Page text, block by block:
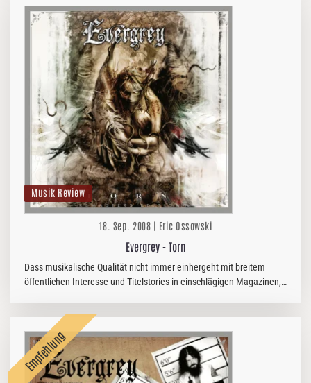
Musik Review
18. Sep. 2008 | Eric Ossowski
Evergrey - Torn
Dass musikalische Qualität nicht immer einhergeht mit breitem
öffentlichen Interesse und Titelstories in einschlägigen Magazinen,